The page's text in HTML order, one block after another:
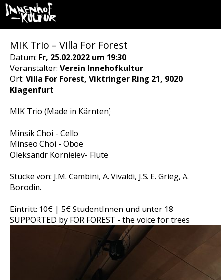
MIK Trio – Villa For Forest
Datum: Fr, 25.02.2022 um 19:30
Veranstalter: Verein Innehofkultur
Ort: Villa For Forest, Viktringer Ring 21, 9020
Klagenfurt
MIK Trio (Made in Kärnten)
Minsik Choi - Cello
Minseo Choi - Oboe
Oleksandr Kornieiev- Flute
Stücke von: J.M. Cambini, A. Vivaldi, J.S. E. Grieg, A.
Borodin.
Eintritt: 10€ | 5€ StudentInnen und unter 18
SUPPORTED by FOR FOREST - the voice for trees